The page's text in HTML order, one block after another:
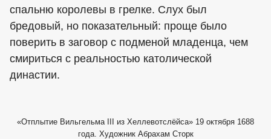
спальню королевы в грелке. Слух был
бредовый, но показательный: проще было
поверить в заговор с подменой младенца, чем
смириться с реальностью католической
династии.
«Отплытие Вильгельма III из Хеллевотслёйса» 19 октября 1688
года. Художник Абрахам Сторк